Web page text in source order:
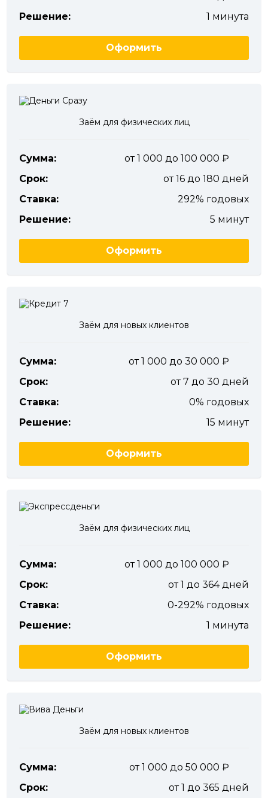
Решение:
1 минута
Оформить
Заём для физических лиц
Сумма:
от 1 000 до 100 000
Срок:
от 16 до 180 дней
Ставка:
292% годовых
Решение:
5 минут
Оформить
Заём для новых клиентов
Сумма:
от 1 000 до 30 000
Срок:
от 7 до 30 дней
Ставка:
0% годовых
Решение:
15 минут
Оформить
Заём для физических лиц
Сумма:
от 1 000 до 100 000
Срок:
от 1 до 364 дней
Ставка:
0-292% годовых
Решение:
1 минута
Оформить
Заём для новых клиентов
Сумма:
от 1 000 до 50 000
Срок:
от 1 до 365 дней